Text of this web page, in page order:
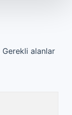
Gerekli alanlar